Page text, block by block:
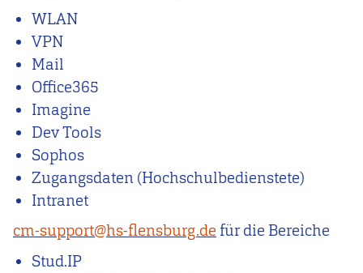
WLAN
VPN
Mail
Office365
Imagine
Dev Tools
Sophos
Zugangsdaten (Hochschulbedienstete)
Intranet
cm-support@hs-flensburg.de für die Bereiche
Stud.IP